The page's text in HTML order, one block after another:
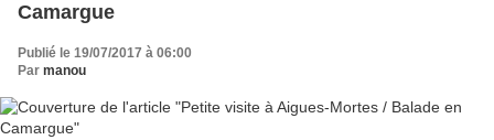
Camargue
Publié le 19/07/2017 à 06:00
Par manou